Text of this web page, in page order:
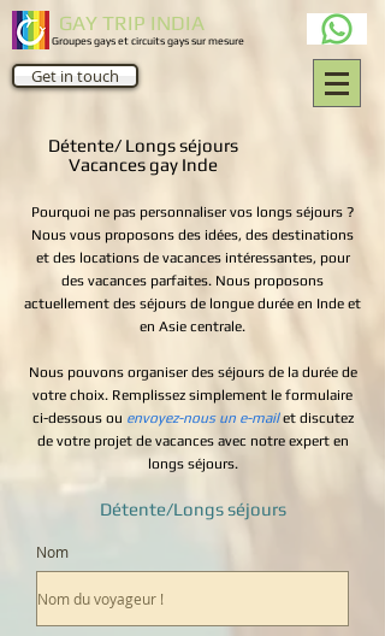
GAY TRIP INDIA
Groupes gays et circuits gays sur mesure
Get in touch
Détente/ Longs séjours
Vacances gay Inde
Pourquoi ne pas personnaliser vos longs séjours ?
Nous vous proposons des idées, des destinations
et des locations de vacances intéressantes, pour
des vacances parfaites. Nous proposons
actuellement des séjours de longue durée en Inde et
en Asie centrale.
Nous pouvons organiser des séjours de la durée de
votre choix. Remplissez simplement le formulaire
ci-dessous ou envoyez-nous un e-mail et discutez
de votre projet de vacances avec notre expert en
longs séjours.
Détente/Longs séjours
Nom